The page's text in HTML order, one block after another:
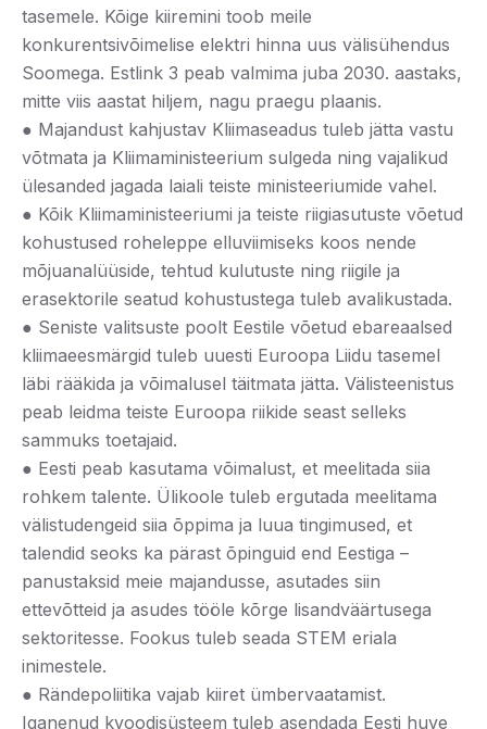
tasemele. Kõige kiiremini toob meile
konkurentsivõimelise elektri hinna uus välisühendus
Soomega. Estlink 3 peab valmima juba 2030. aastaks,
mitte viis aastat hiljem, nagu praegu plaanis.
● Majandust kahjustav Kliimaseadus tuleb jätta vastu
võtmata ja Kliimaministeerium sulgeda ning vajalikud
ülesanded jagada laiali teiste ministeeriumide vahel.
● Kõik Kliimaministeeriumi ja teiste riigiasutuste võetud
kohustused roheleppe elluviimiseks koos nende
mõjuanalüüside, tehtud kulutuste ning riigile ja
erasektorile seatud kohustustega tuleb avalikustada.
● Seniste valitsuste poolt Eestile võetud ebareaalsed
kliimaeesmärgid tuleb uuesti Euroopa Liidu tasemel
läbi rääkida ja võimalusel täitmata jätta. Välisteenistus
peab leidma teiste Euroopa riikide seast selleks
sammuks toetajaid.
● Eesti peab kasutama võimalust, et meelitada siia
rohkem talente. Ülikoole tuleb ergutada meelitama
välistudengeid siia õppima ja luua tingimused, et
talendid seoks ka pärast õpinguid end Eestiga –
panustaksid meie majandusse, asutades siin
ettevõtteid ja asudes tööle kõrge lisandväärtusega
sektoritesse. Fookus tuleb seada STEM eriala
inimestele.
● Rändepoliitika vajab kiiret ümbervaatamist.
Iganenud kvoodisüsteem tuleb asendada Eesti huve